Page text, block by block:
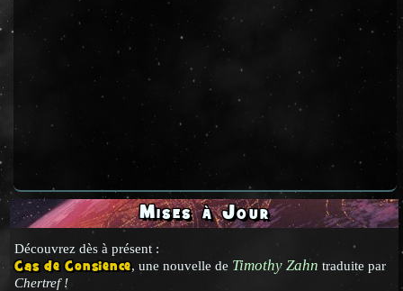
Mises à Jour
Découvrez dès à présent :
Cas de Consience, une nouvelle de Timothy Zahn traduite par
Chertref !